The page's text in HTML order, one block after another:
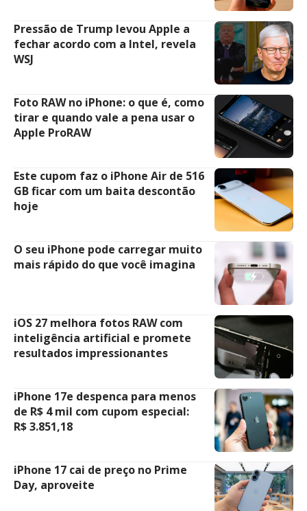
Pressão de Trump levou Apple a
fechar acordo com a Intel, revela
WSJ
Foto RAW no iPhone: o que é, como
tirar e quando vale a pena usar o
Apple ProRAW
Este cupom faz o iPhone Air de 516
GB ficar com um baita descontão
hoje
O seu iPhone pode carregar muito
mais rápido do que você imagina
iOS 27 melhora fotos RAW com
inteligência artificial e promete
resultados impressionantes
iPhone 17e despenca para menos
de R$ 4 mil com cupom especial:
R$ 3.851,18
iPhone 17 cai de preço no Prime
Day, aproveite